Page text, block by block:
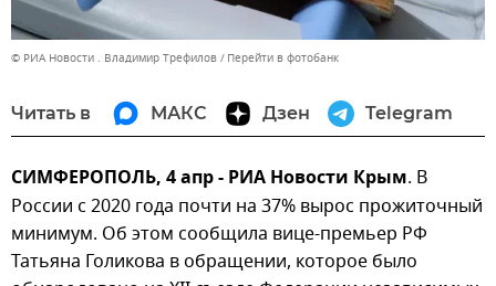
© РИА Новости . Владимир Трефилов Перейти в фотобанк
Читать в МАКС Дзен Telegram
СИМФЕРОПОЛЬ, 4 апр - РИА Новости Крым. В
России с 2020 года почти на 37% вырос прожиточный
минимум. Об этом сообщила вице-премьер РФ
Татьяна Голикова в обращении, которое было